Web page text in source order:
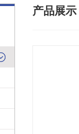
产品展示